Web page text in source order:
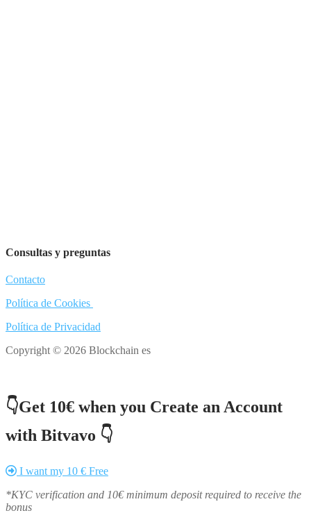
Consultas y preguntas
Contacto
Política de Cookies
Política de Privacidad
Copyright © 2026 Blockchain es
👇Get 10€ when you Create an Account
with Bitvavo 👇
I want my 10 € Free
*KYC verification and 10€ minimum deposit required to receive the
bonus